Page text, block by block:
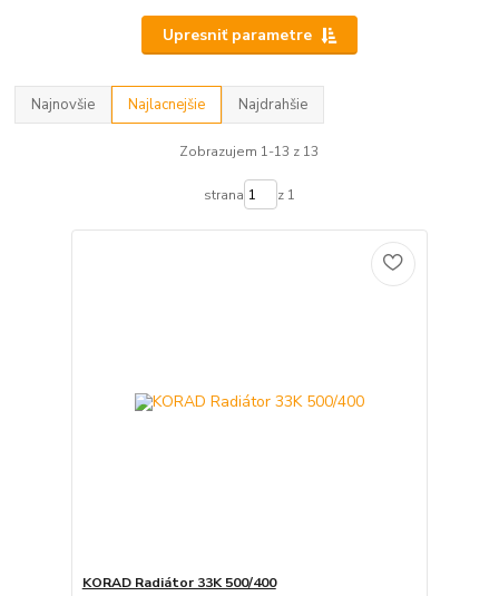
Upresniť parametre
Najnovšie Najlacnejšie Najdrahšie
Zobrazujem 1-13 z 13
strana z 1
KORAD Radiátor 33K 500/400